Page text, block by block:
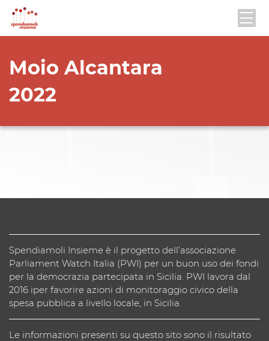
Moio Alcantara
2022
Spendiamoli Insieme è il progetto dell’associazione
Parliament Watch Italia (PWI) per un buon uso dei fondi
per la democrazia partecipata in Sicilia. PWI lavora dal
2016 iper favorire azioni di monitoraggio civico della
spesa pubblica a livello locale, in Sicilia.
Le informazioni presenti su questo sito sono il risultato